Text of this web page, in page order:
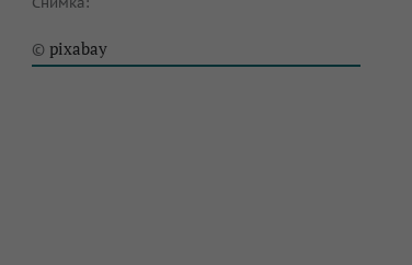
© pixabay